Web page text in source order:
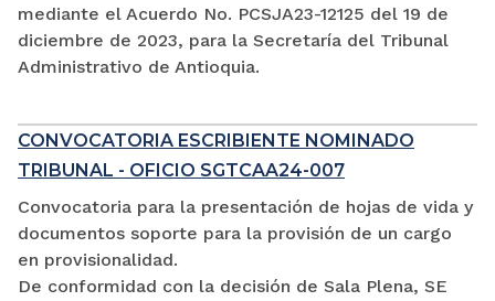
mediante el Acuerdo No. PCSJA23-12125 del 19 de
diciembre de 2023, para la Secretaría del Tribunal
Administrativo de Antioquia.
CONVOCATORIA ESCRIBIENTE NOMINADO
TRIBUNAL - OFICIO SGTCAA24-007
Convocatoria para la presentación de hojas de vida y
documentos soporte para la provisión de un cargo
en provisionalidad.
De conformidad con la decisión de Sala Plena, SE